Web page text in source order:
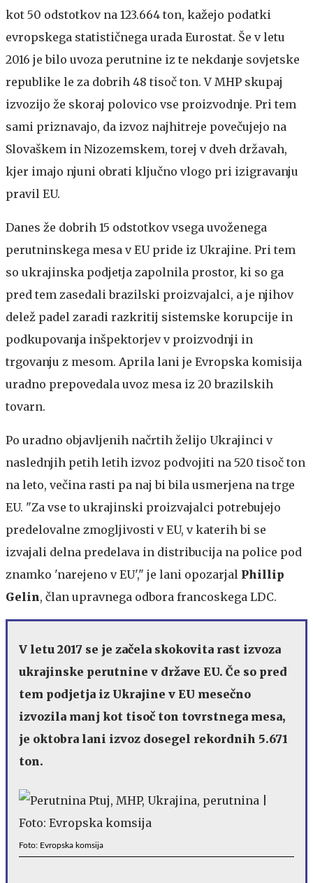
kot 50 odstotkov na 123.664 ton, kažejo podatki
evropskega statističnega urada Eurostat. Še v letu
2016 je bilo uvoza perutnine iz te nekdanje sovjetske
republike le za dobrih 48 tisoč ton. V MHP skupaj
izvozijo že skoraj polovico vse proizvodnje. Pri tem
sami priznavajo, da izvoz najhitreje povečujejo na
Slovaškem in Nizozemskem, torej v dveh državah,
kjer imajo njuni obrati ključno vlogo pri izigravanju
pravil EU.
Danes že dobrih 15 odstotkov vsega uvoženega
perutninskega mesa v EU pride iz Ukrajine. Pri tem
so ukrajinska podjetja zapolnila prostor, ki so ga
pred tem zasedali brazilski proizvajalci, a je njihov
delež padel zaradi razkritij sistemske korupcije in
podkupovanja inšpektorjev v proizvodnji in
trgovanju z mesom. Aprila lani je Evropska komisija
uradno prepovedala uvoz mesa iz 20 brazilskih
tovarn.
Po uradno objavljenih načrtih želijo Ukrajinci v
naslednjih petih letih izvoz podvojiti na 520 tisoč ton
na leto, večina rasti pa naj bi bila usmerjena na trge
EU. "Za vse to ukrajinski proizvajalci potrebujejo
predelovalne zmogljivosti v EU, v katerih bi se
izvajali delna predelava in distribucija na police pod
znamko 'narejeno v EU'," je lani opozarjal Phillip
Gelin, član upravnega odbora francoskega LDC.
V letu 2017 se je začela skokovita rast izvoza
ukrajinske perutnine v države EU. Če so pred
tem podjetja iz Ukrajine v EU mesečno
izvozila manj kot tisoč ton tovrstnega mesa,
je oktobra lani izvoz dosegel rekordnih 5.671
ton.
Foto: Evropska komsija